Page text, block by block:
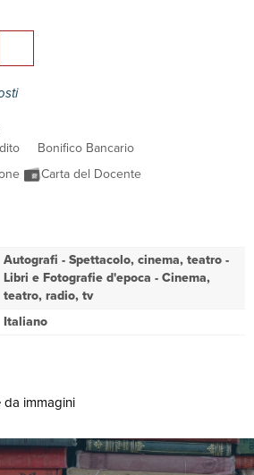
Bonifico Bancario
Carta del Docente
Autografi - Spettacolo, cinema, teatro -
Libri e Fotografie d'epoca - Cinema,
teatro, radio, tv
Italiano
immagini